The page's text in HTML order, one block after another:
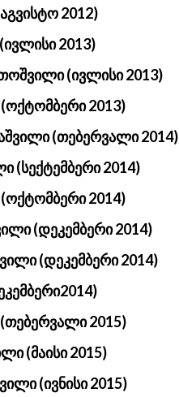
2012)
2013)
(ივლისი 2013)
2013)
(თებერვალი 2014)
(სექტემბერი 2014)
2014)
(დეკემბერი 2014)
(დეკემბერი 2014)
2015)
(მაისი 2015)
(ივნისი 2015)